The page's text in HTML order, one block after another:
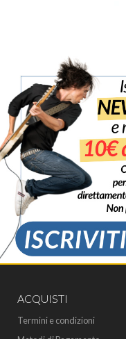
ACQUISTI
Termini e condizioni